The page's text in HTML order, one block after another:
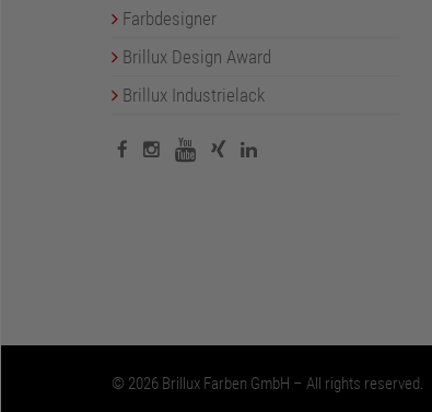
Farbdesigner
Brillux Design Award
Brillux Industrielack
© 2026 Brillux Farben GmbH – All rights reserved.